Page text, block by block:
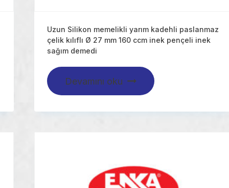
Uzun Silikon memelikli yarım kadehli paslanmaz
çelik kılıflı Ø 27 mm 160 ccm inek pençeli inek
sağım demedi
Devamını oku